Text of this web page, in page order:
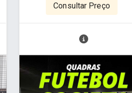
Consultar Preço